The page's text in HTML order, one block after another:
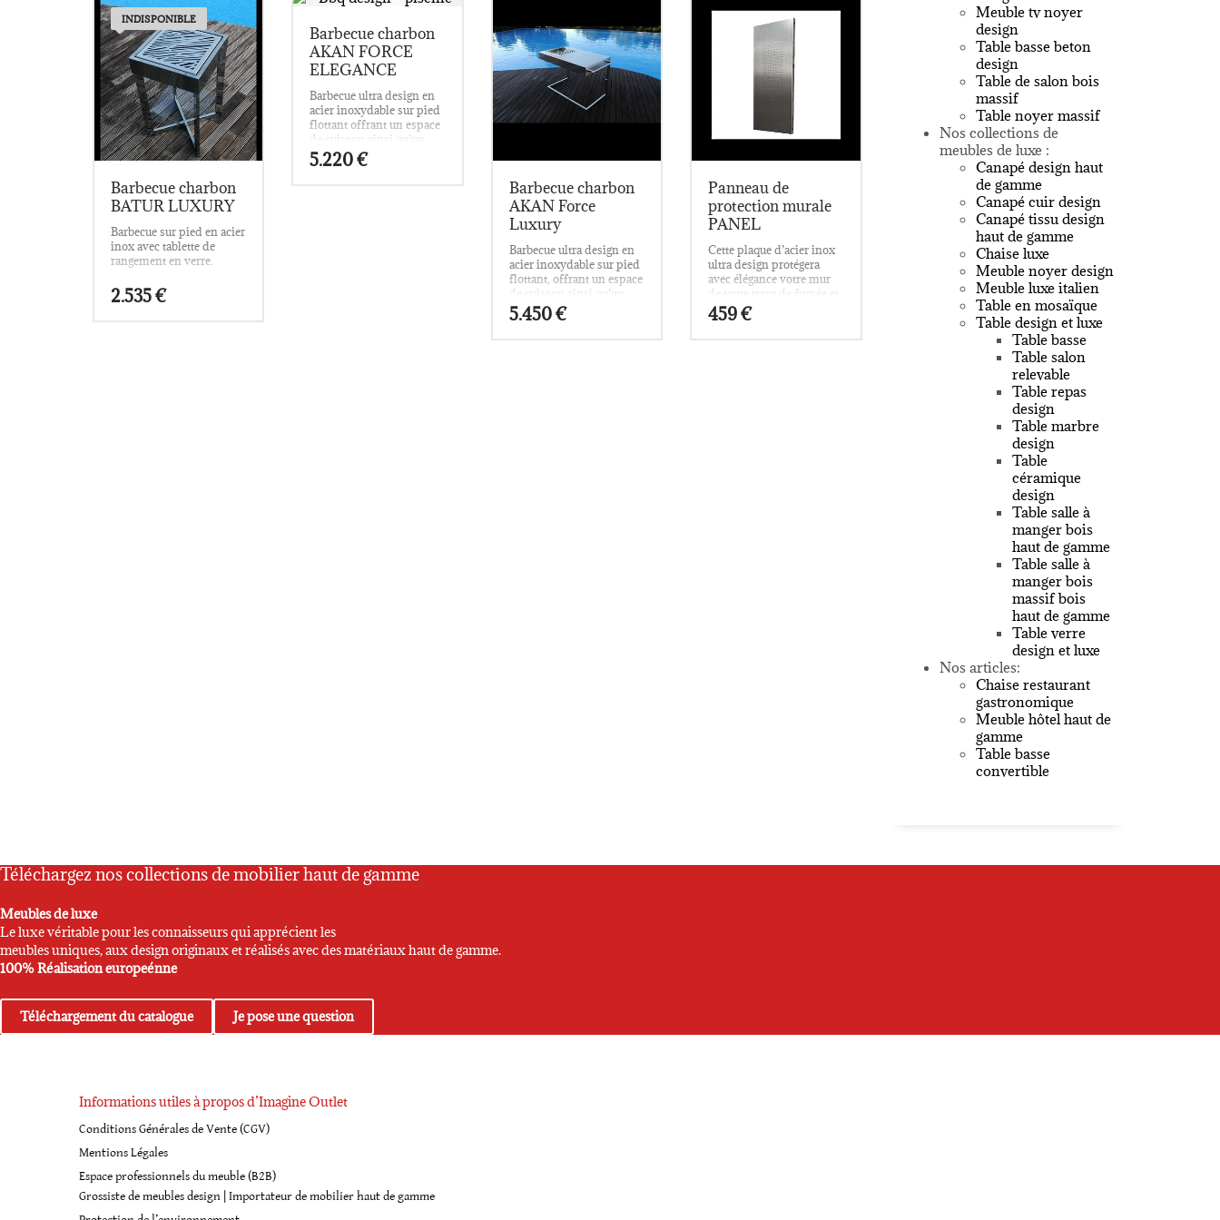
INDISPONIBLE
Barbecue charbon
BATUR LUXURY
Barbecue sur pied en acier
inox avec tablette de
rangement en verre.
2.535€
Barbecue charbon
AKAN FORCE
ELEGANCE
Barbecue ultra design en
acier inoxydable sur pied
flottant offrant un espace
de cuisson ainsi qu’un
plan de travail.
5.220€
Barbecue charbon
AKAN Force
Luxury
Barbecue ultra design en
acier inoxydable sur pied
flottant, offrant un espace
de cuisson ainsi qu’un
plan de travail.
5.450€
Panneau de
protection murale
PANEL
Cette plaque d’acier inox
ultra design protégera
avec élégance votre mur
de toute trace de fumée et
de gras provoquée par la
cuisson au barbecue de
459€
Meuble tv noyer
design
Table basse beton
design
Table de salon bois
massif
Table noyer massif
Nos collections de
meubles de luxe :
Canapé design haut
de gamme
Canapé cuir design
Canapé tissu design
haut de gamme
Chaise luxe
Meuble noyer design
Meuble luxe italien
Table en mosaïque
Table design et luxe
Table basse
Table salon
relevable
Table repas
design
Table marbre
design
Table
céramique
design
Table salle à
manger bois
haut de gamme
Table salle à
manger bois
massif bois
haut de gamme
Table verre
design et luxe
Nos articles:
Chaise restaurant
gastronomique
Meuble hôtel haut de
gamme
Table basse
convertible
Téléchargez nos collections de mobilier haut de gamme
Meubles de luxe
Le luxe véritable pour les connaisseurs qui apprécient les
meubles uniques, aux design originaux et réalisés avec des matériaux haut de gamme.
100% Réalisation europeénne
Téléchargement du catalogue Je pose une question
Informations utiles à propos d’Imagine Outlet
Conditions Générales de Vente (CGV)
Mentions Légales
Espace professionnels du meuble (B2B)
Grossiste de meubles design | Importateur de mobilier haut de gamme